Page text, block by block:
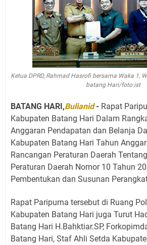
Ketua DPRD, Rahmad Hasrofi bersama Waka 1,
batang Hari/foto:ist
BATANG HARI,Bulianid- ‎ Rapat
Kabupaten Batang Hari Dalam
Anggaran Pendapatan dan Belanja
Kabupaten Batang Hari Tahun
Rancangan Peraturan Daerah
Peraturan Daerah Nomor 10 Tahun
Pembentukan dan Susunan
Rapat Paripurna tersebut di Ruang
Kabupaten Batang Hari juga Turut
Batang Hari H.Bahktiar.SP,
Batang Hari, Staf Ahli Setda